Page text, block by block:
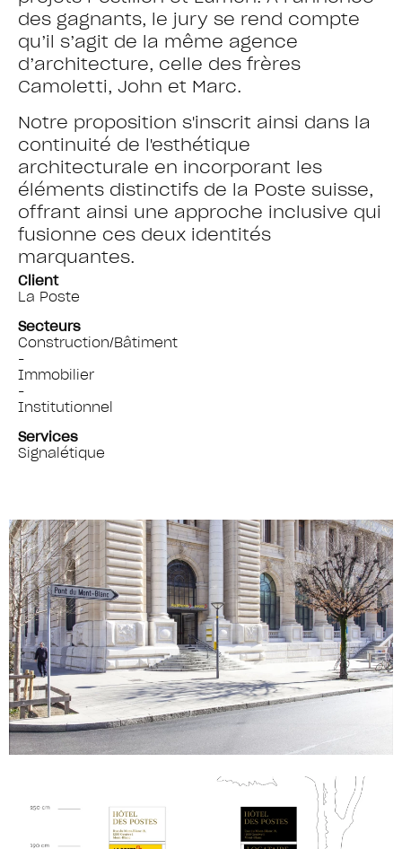
des gagnants, le jury se rend compte
qu’il s’agit de la même agence
d’architecture, celle des frères
Camoletti, John et Marc.
Notre proposition s'inscrit ainsi dans la
continuité de l'esthétique
architecturale en incorporant les
éléments distinctifs de la Poste suisse,
offrant ainsi une approche inclusive qui
fusionne ces deux identités
marquantes.
Client
La Poste
Secteurs
Construction/Bâtiment
-
Immobilier
-
Institutionnel
Services
Signalétique